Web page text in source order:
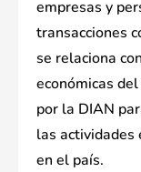
empresas y
transacciones
se relaciona
económicas
por la DIAN
las actividades
en el país.